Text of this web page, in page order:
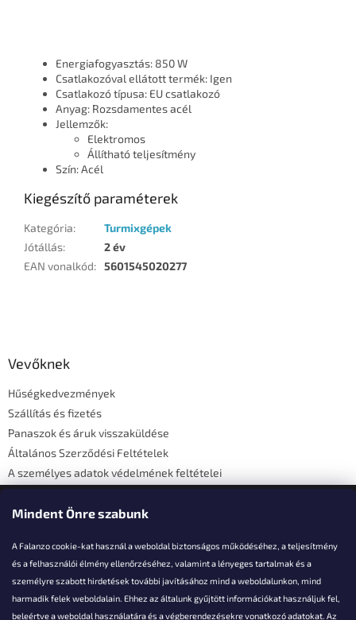
Mindent Önre szabunk
A Falanzo cookie-kat használ a weboldal biztonságos működéséhez, a teljesítmény
és a felhasználói élmény ellenőrzéséhez, valamint a lényeges tartalmak és a
személyre szabott hirdetések további javításához mind a weboldalunkon, mind
harmadik felek weboldalain. Ehhez az általunk gyűjtött információkat használjuk fel,
beleértve a weboldal használatára és a végberendezésekre vonatkozó adatokat. Az
Energiafogyasztás: 850 W
Csatlakozóval ellátott termék: Igen
Csatlakozó típusa: EU csatlakozó
Anyag: Rozsdamentes acél
Jellemzők:
Elektromos
Állítható teljesítmény
Szín: Acél
Kiegészítő paraméterek
Kategória:
Turmixgépek
Jótállás:
2 év
EAN vonalkód: 5601545020277
Vevőknek
Hűségkedvezmények
Szállítás és fizetés
Panaszok és áruk visszaküldése
Általános Szerződési Feltételek
A személyes adatok védelmének feltételei
Elérhetőségi adatok
Akarsz kérdezni valamit?